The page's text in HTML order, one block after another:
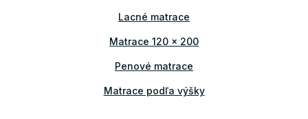
Lacné matrace
Matrace 120 x 200
Penové matrace
Matrace podľa výšky